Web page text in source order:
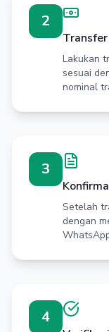
2
Lakukan
sesuai
nominal
3
Setelah
dengan
4